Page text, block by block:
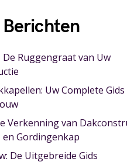
Ruggengraat van Uw
Uw Complete
Verkenning van
Gordingenkap
De Uitgebreide Gids